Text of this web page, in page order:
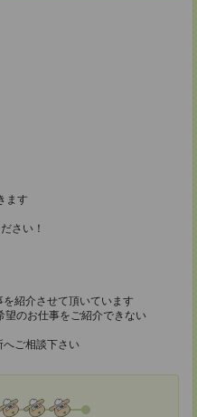
ます
さい！
紹介させて頂いています
のお仕事をご紹介できない
ご相談下さい